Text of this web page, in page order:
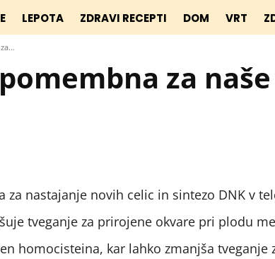
LEPOTA ZDRAVI RECEPTI DOM VRT
za
za nastajanje novih celic in sintezo DNK v
tveganje za prirojene okvare pri plodu
homocisteina, kar lahko zmanjša tveganje